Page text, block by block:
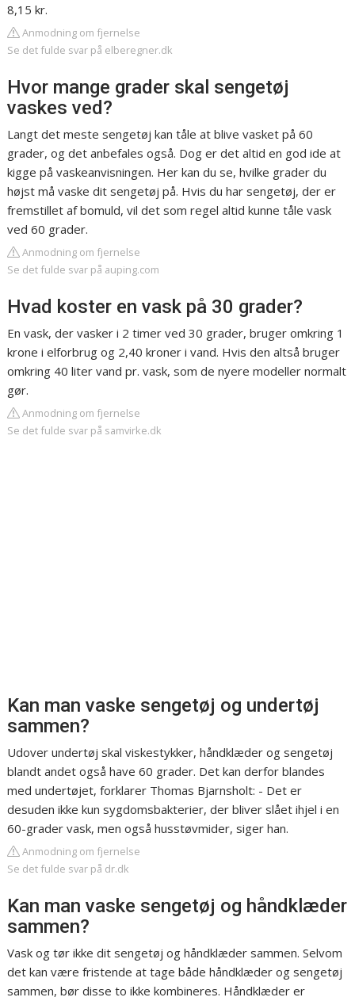
8,15 kr.
Anmodning om fjernelse
Se det fulde svar på elberegner.dk
Hvor mange grader skal sengetøj
vaskes ved?
Langt det meste sengetøj kan tåle at blive vasket på 60
grader, og det anbefales også. Dog er det altid en god ide at
kigge på vaskeanvisningen. Her kan du se, hvilke grader du
højst må vaske dit sengetøj på. Hvis du har sengetøj, der er
fremstillet af bomuld, vil det som regel altid kunne tåle vask
ved 60 grader.
Anmodning om fjernelse
Se det fulde svar på auping.com
Hvad koster en vask på 30 grader?
En vask, der vasker i 2 timer ved 30 grader, bruger omkring 1
krone i elforbrug og 2,40 kroner i vand. Hvis den altså bruger
omkring 40 liter vand pr. vask, som de nyere modeller normalt
gør.
Anmodning om fjernelse
Se det fulde svar på samvirke.dk
Kan man vaske sengetøj og undertøj
sammen?
Udover undertøj skal viskestykker, håndklæder og sengetøj
blandt andet også have 60 grader. Det kan derfor blandes
med undertøjet, forklarer Thomas Bjarnsholt: - Det er
desuden ikke kun sygdomsbakterier, der bliver slået ihjel i en
60-grader vask, men også husstøvmider, siger han.
Anmodning om fjernelse
Se det fulde svar på dr.dk
Kan man vaske sengetøj og håndklæder
sammen?
Vask og tør ikke dit sengetøj og håndklæder sammen. Selvom
det kan være fristende at tage både håndklæder og sengetøj
sammen, bør disse to ikke kombineres. Håndklæder er